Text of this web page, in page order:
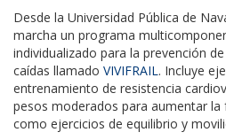
Desde la Universidad Pública de
marcha un programa
individualizado para la prevención
caídas llamado VIVIFRAIL. Incluye
entrenamiento de resistencia
pesos moderados para aumentar
como ejercicios de equilibrio y